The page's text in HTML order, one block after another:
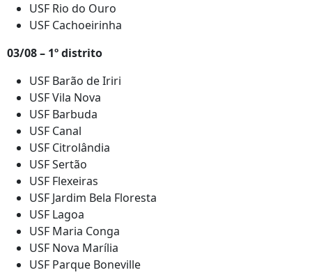
USF Rio do Ouro
USF Cachoeirinha
03/08 – 1º distrito
USF Barão de Iriri
USF Vila Nova
USF Barbuda
USF Canal
USF Citrolândia
USF Sertão
USF Flexeiras
USF Jardim Bela Floresta
USF Lagoa
USF Maria Conga
USF Nova Marília
USF Parque Boneville